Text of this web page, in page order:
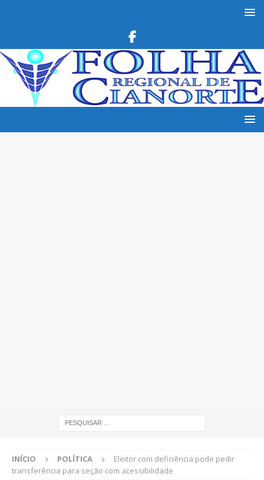
INÍCIO POLÍTICA
Eleitor com deficiência pode pedir
transferência para seção com acessibilidade